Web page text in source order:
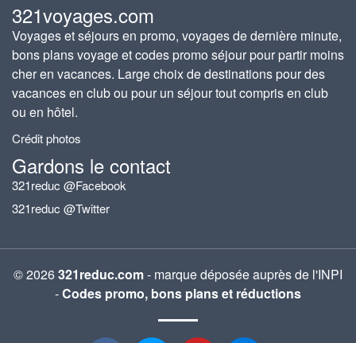
321voyages.com
Voyages et séjours en promo, voyages de dernière minute,
bons plans voyage et codes promo séjour pour partir moins
cher en vacances. Large choix de destinations pour des
vacances en club ou pour un séjour tout compris en club
ou en hôtel.
Crédit photos
Gardons le contact
321reduc @Facebook
321reduc @Twitter
© 2026321reduc.com- marque déposée auprès de l'INPI
-Codes promo, bons plans et réductions